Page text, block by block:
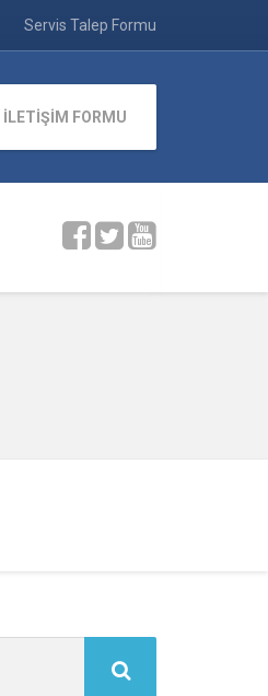
Servis Talep Formu
İLETİŞİM FORMU